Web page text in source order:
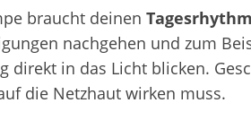
braucht deinen
nachgehen und zum
direkt in das Licht blicken.
die Netzhaut wirken muss.